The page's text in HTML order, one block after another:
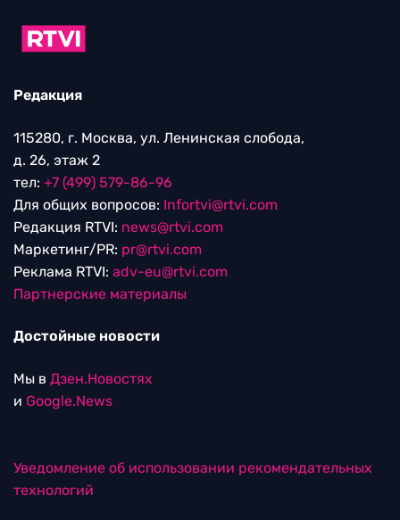
Редакция
115280, г. Москва, ул. Ленинская слобода,
д. 26, этаж 2
тел: +7 (499) 579-86-96
Для общих вопросов: Infortvi@rtvi.com
Редакция RTVI: news@rtvi.com
Маркетинг/PR: pr@rtvi.com
Реклама RTVI: adv-eu@rtvi.com
Партнерские материалы
Достойные новости
Мы в Дзен.Новостях
и Google.News
Уведомление об использовании рекомендательных
технологий